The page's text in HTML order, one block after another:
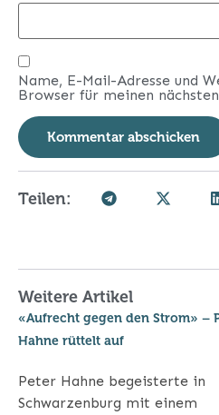
Name, E-Mail-Adresse und
Browser für meinen
Teilen:
Weitere Artikel
«Aufrecht gegen den Strom» –
Hahne rüttelt auf
Peter Hahne begeisterte in
Schwarzenburg mit einem